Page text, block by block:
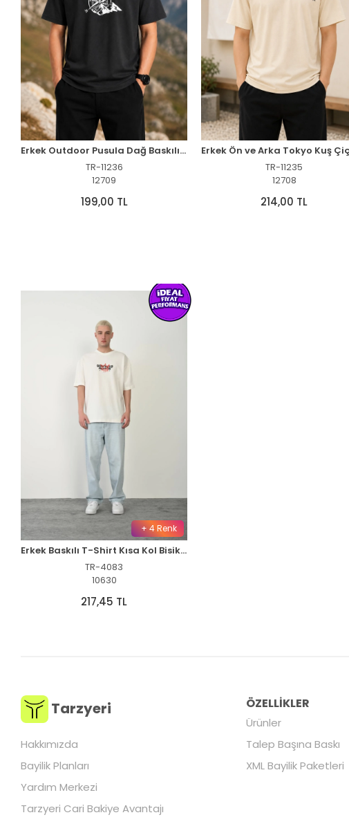
Erkek Outdoor Pusula Dağ Baskılı Kısa Kollu Oversize T-Shirt - Siyah
TR-11236
12709
199,00 TL
TR-11235
12708
214,00 TL
+ 4 Renk
Erkek Baskılı T-Shirt Kısa Kol Bisiklet Yaka Rahat Kalıp Tişört - Beyaz
TR-4083
10630
217,45 TL
Tarzyeri
Hakkımızda
Bayilik Planları
Yardım Merkezi
Tarzyeri Cari Bakiye Avantajı
ÖZELLİKLER
Ürünler
Talep Başına Baskı
XML Bayilik Paketleri